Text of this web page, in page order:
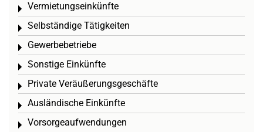
Vermietungseinkünfte
Toggle menu
Selbständige Tätigkeiten
Toggle menu
Gewerbebetriebe
Toggle menu
Sonstige Einkünfte
Toggle menu
Private Veräußerungsgeschäfte
Toggle menu
Ausländische Einkünfte
Toggle menu
Vorsorgeaufwendungen
Toggle menu